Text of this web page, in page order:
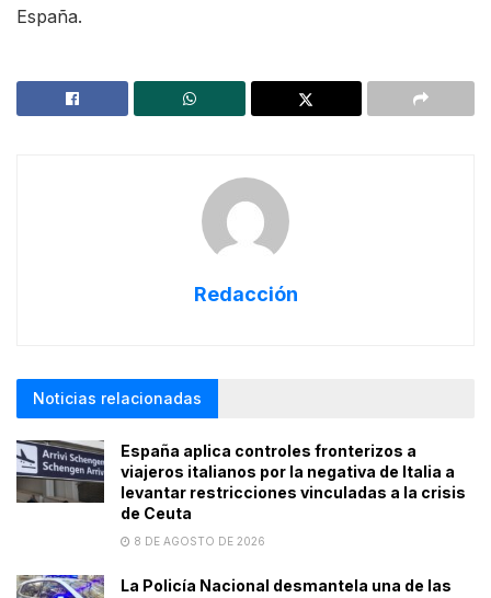
España.
Redacción
Noticias relacionadas
España aplica controles fronterizos a
viajeros italianos por la negativa de Italia a
levantar restricciones vinculadas a la crisis
de Ceuta
8 DE AGOSTO DE 2026
La Policía Nacional desmantela una de las